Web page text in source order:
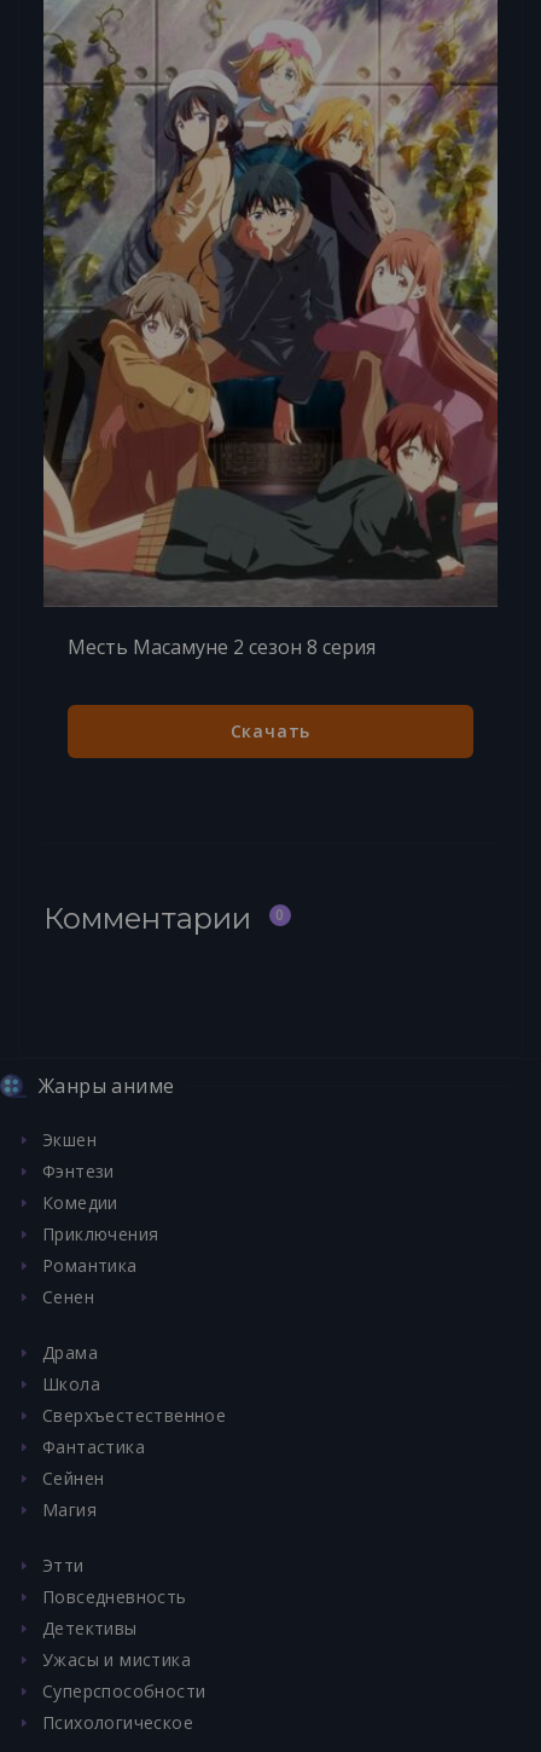
Месть Масамуне 2 сезон 8 серия
Скачать
Комментарии 0
Жанры аниме
Экшен
Фэнтези
Комедии
Приключения
Романтика
Сенен
Драма
Школа
Сверхъестественное
Фантастика
Сейнен
Магия
Этти
Повседневность
Детективы
Ужасы и мистика
Суперспособности
Психологическое